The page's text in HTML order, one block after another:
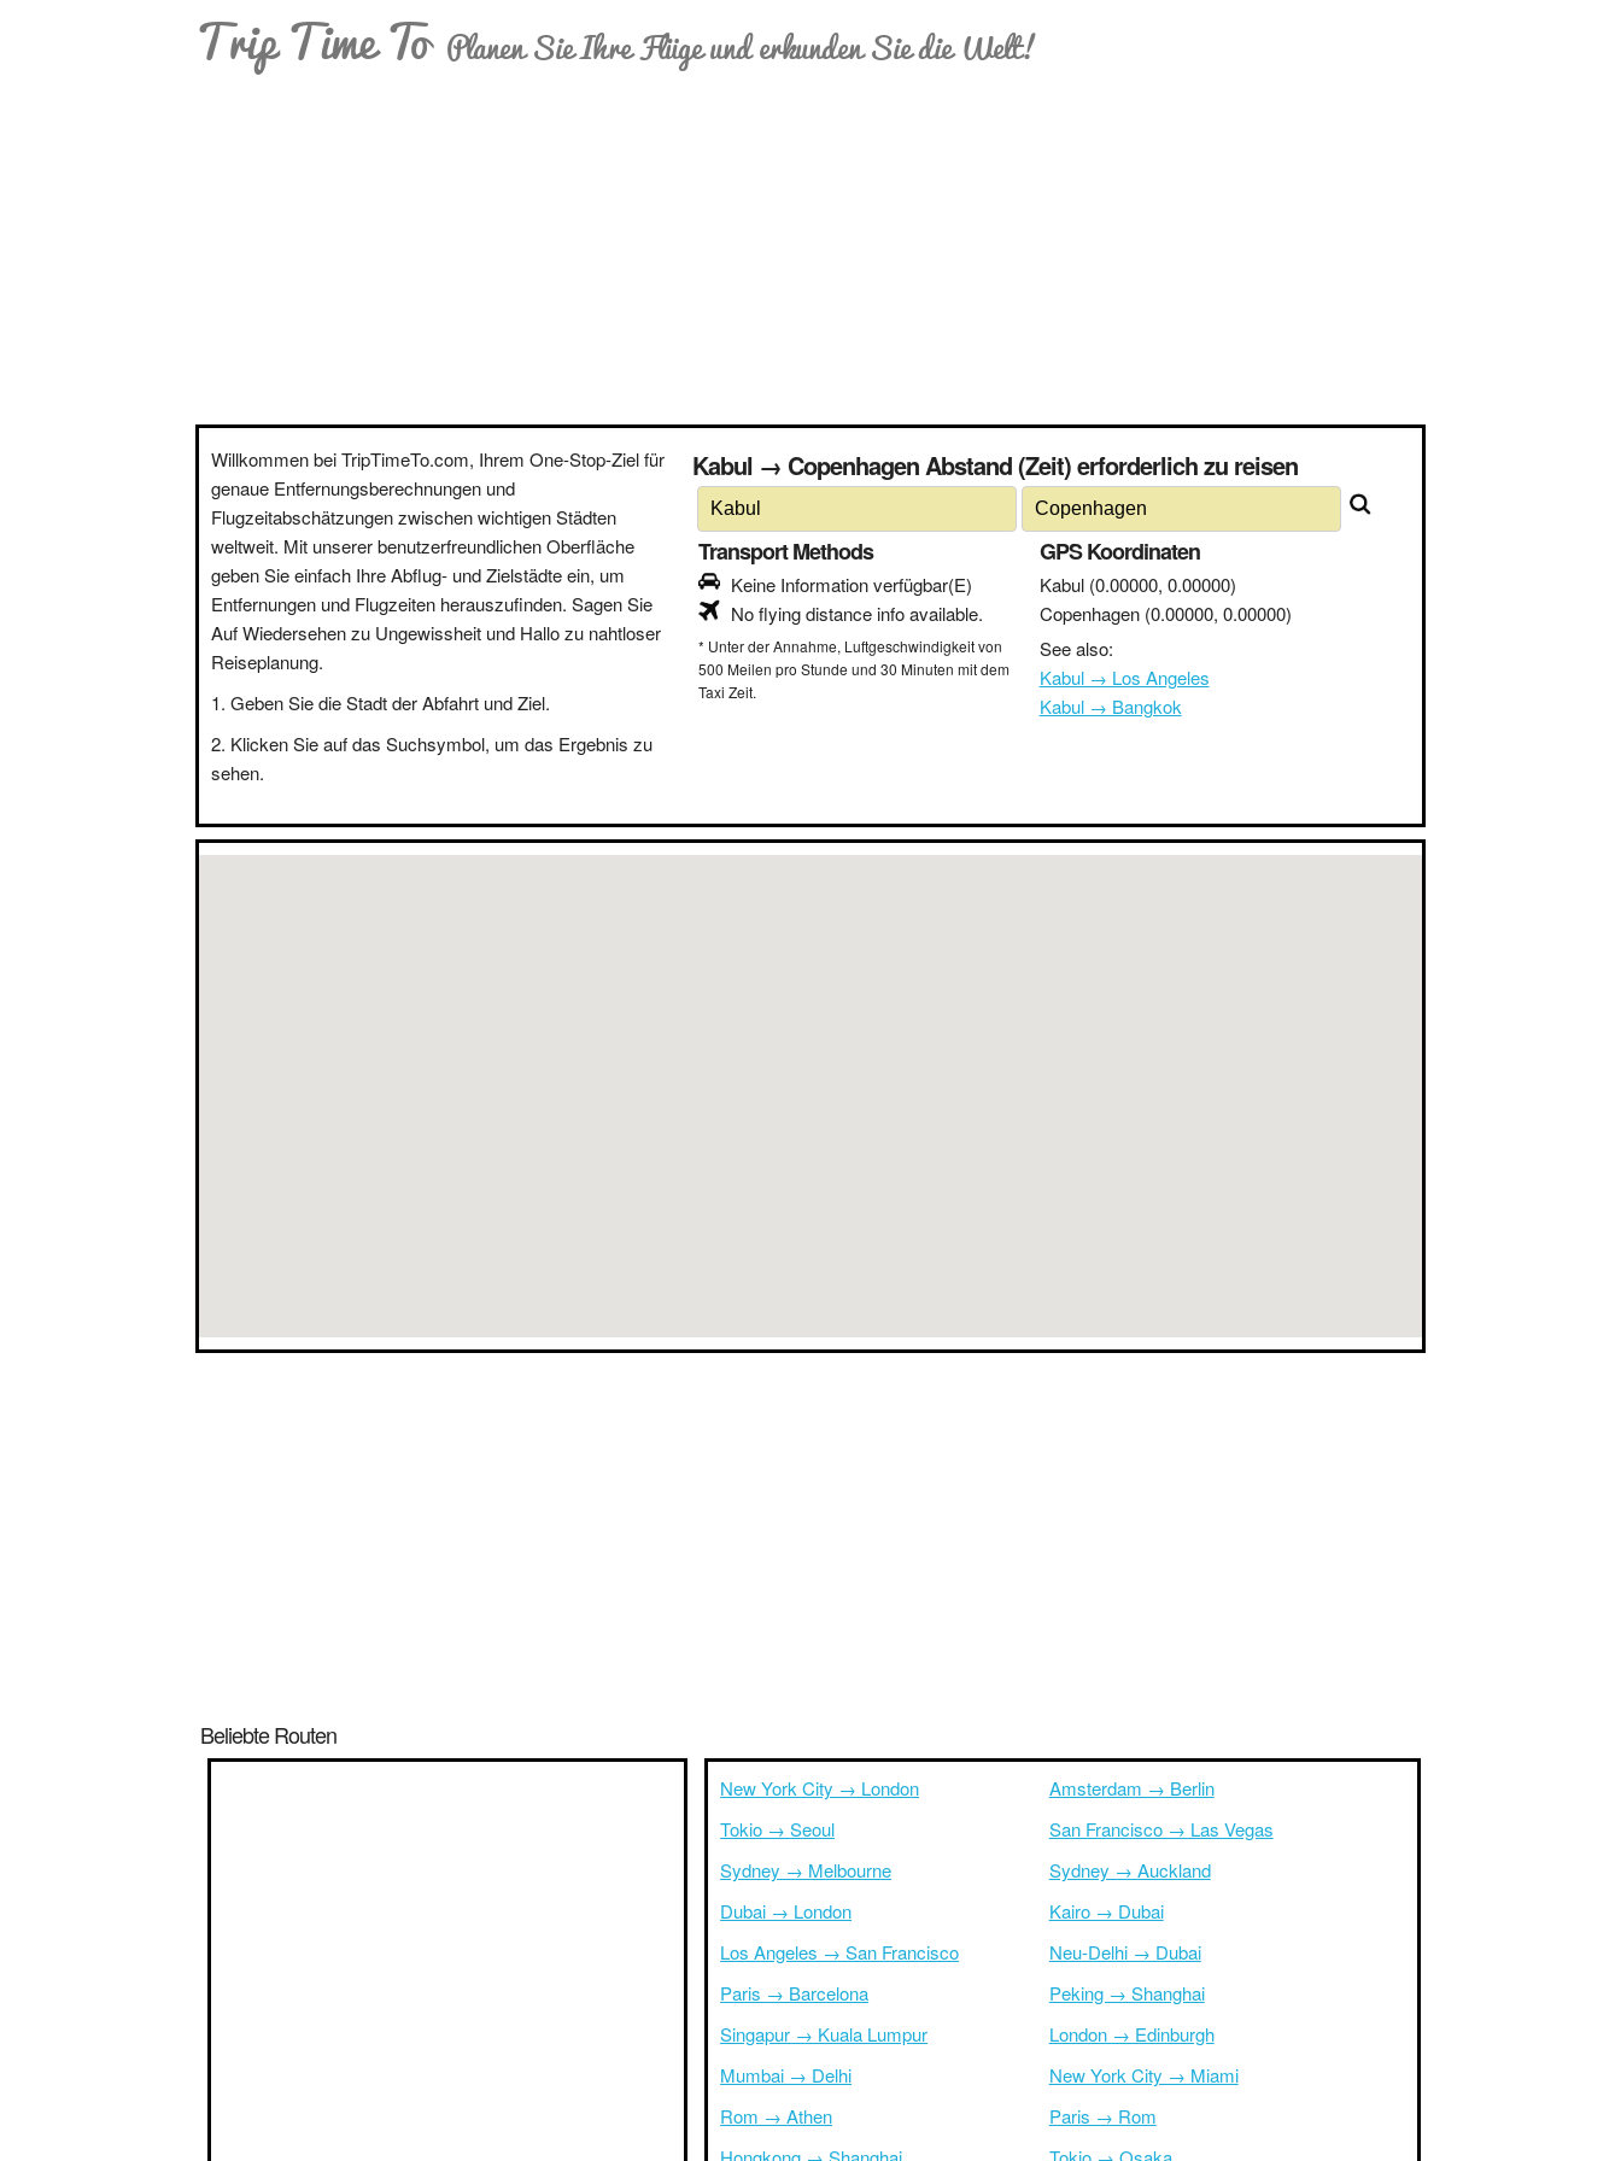
Trip Time To Planen Sie Ihre Flüge und erkunden Sie die Welt!
Willkommen bei TripTimeTo.com, Ihrem One-Stop-Ziel für
genaue Entfernungsberechnungen und
Flugzeitabschätzungen zwischen wichtigen Städten
weltweit. Mit unserer benutzerfreundlichen Oberfläche
geben Sie einfach Ihre Abflug- und Zielstädte ein, um
Entfernungen und Flugzeiten herauszufinden. Sagen Sie
Auf Wiedersehen zu Ungewissheit und Hallo zu nahtloser
Reiseplanung.
Geben Sie die Stadt der Abfahrt und Ziel.
Klicken Sie auf das Suchsymbol, um das Ergebnis zu
sehen.
Kabul → Copenhagen Abstand (Zeit) erforderlich zu reisen
Transport Methods
Keine Information verfügbar(E)
No flying distance info available.
* Unter der Annahme, Luftgeschwindigkeit von
500 Meilen pro Stunde und 30 Minuten mit dem
Taxi Zeit.
GPS Koordinaten
Kabul (0.00000, 0.00000)
Copenhagen (0.00000, 0.00000)
See also:
Kabul → Los Angeles
Kabul → Bangkok
Beliebte Routen
New York City → London
Tokio → Seoul
Sydney → Melbourne
Dubai → London
Los Angeles → San Francisco
Paris → Barcelona
Singapur → Kuala Lumpur
Mumbai → Delhi
Rom → Athen
Amsterdam → Berlin
San Francisco → Las Vegas
Sydney → Auckland
Kairo → Dubai
Neu-Delhi → Dubai
Peking → Shanghai
London → Edinburgh
New York City → Miami
Paris → Rom